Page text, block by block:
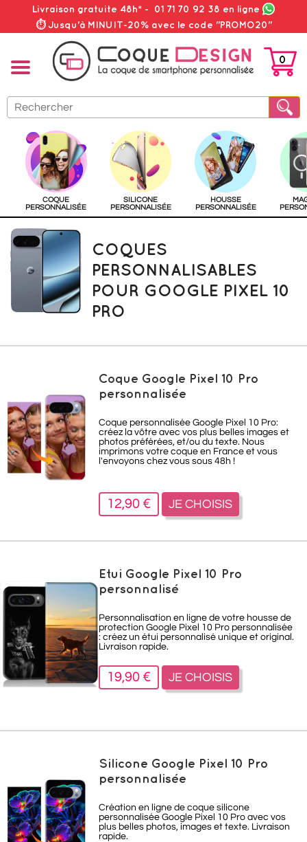
Livraison gratuite 48h* - 01 71 70 92 38 en ligne
⏱ Jusqu'à MINUIT-20% avec le code "PROMO20"
PANIER
0
COQUE
PERSONNALISÉE
SILICONE
PERSONNALISÉE
HOUSSE
PERSONNALISÉE
COQUES
PERSONNALISABLES
POUR GOOGLE PIXEL 10
PRO
Coque Google Pixel 10 Pro
personnalisée
Coque personnalisée Google Pixel 10 Pro:
créez la vôtre avec vos plus belles images et
photos préférées, et/ou du texte. Nous
imprimons votre coque en France et vous
l'envoyons chez vous sous 48h !
12,90 € JE CHOISIS
Etui Google Pixel 10 Pro
personnalisé
Personnalisation en ligne de votre housse de
protection Google Pixel 10 Pro personnalisée
: créez un étui personnalisé unique et original.
Livraison rapide.
19,90 € JE CHOISIS
Silicone Google Pixel 10 Pro
personnalisée
Création en ligne de coque silicone
personnalisée Google Pixel 10 Pro avec vos
plus belles photos, images et texte. Livraison
rapide.